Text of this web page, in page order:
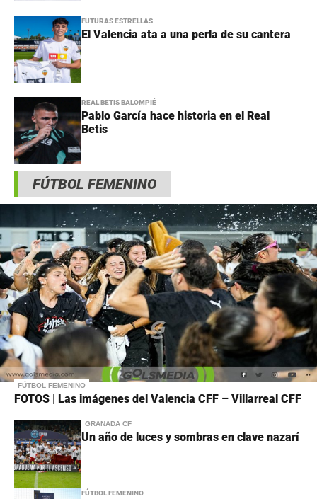
FUTURAS ESTRELLAS
El Valencia ata a una perla de su cantera
REAL BETIS BALOMPIÉ
Pablo García hace historia en el Real
Betis
FÚTBOL FEMENINO
FÚTBOL FEMENINO
FOTOS | Las imágenes del Valencia CFF – Villarreal CFF
GRANADA CF
Un año de luces y sombras en clave nazarí
FÚTBOL FEMENINO